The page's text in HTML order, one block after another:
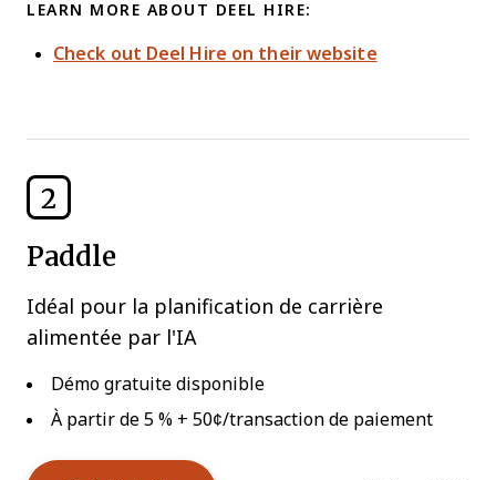
LEARN MORE ABOUT DEEL HIRE:
Check out Deel Hire on their website
2
Paddle
Idéal pour la planification de carrière
alimentée par l'IA
Démo gratuite disponible
À partir de 5 % + 50¢/transaction de paiement